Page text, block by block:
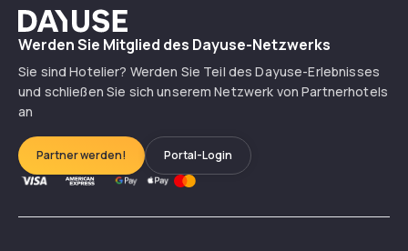
Dayuse
Werden Sie Mitglied des Dayuse-Netzwerks
Sie sind Hotelier? Werden Sie Teil des Dayuse-Erlebnisses
und schließen Sie sich unserem Netzwerk von Partnerhotels
an
Partner werden! Portal-Login